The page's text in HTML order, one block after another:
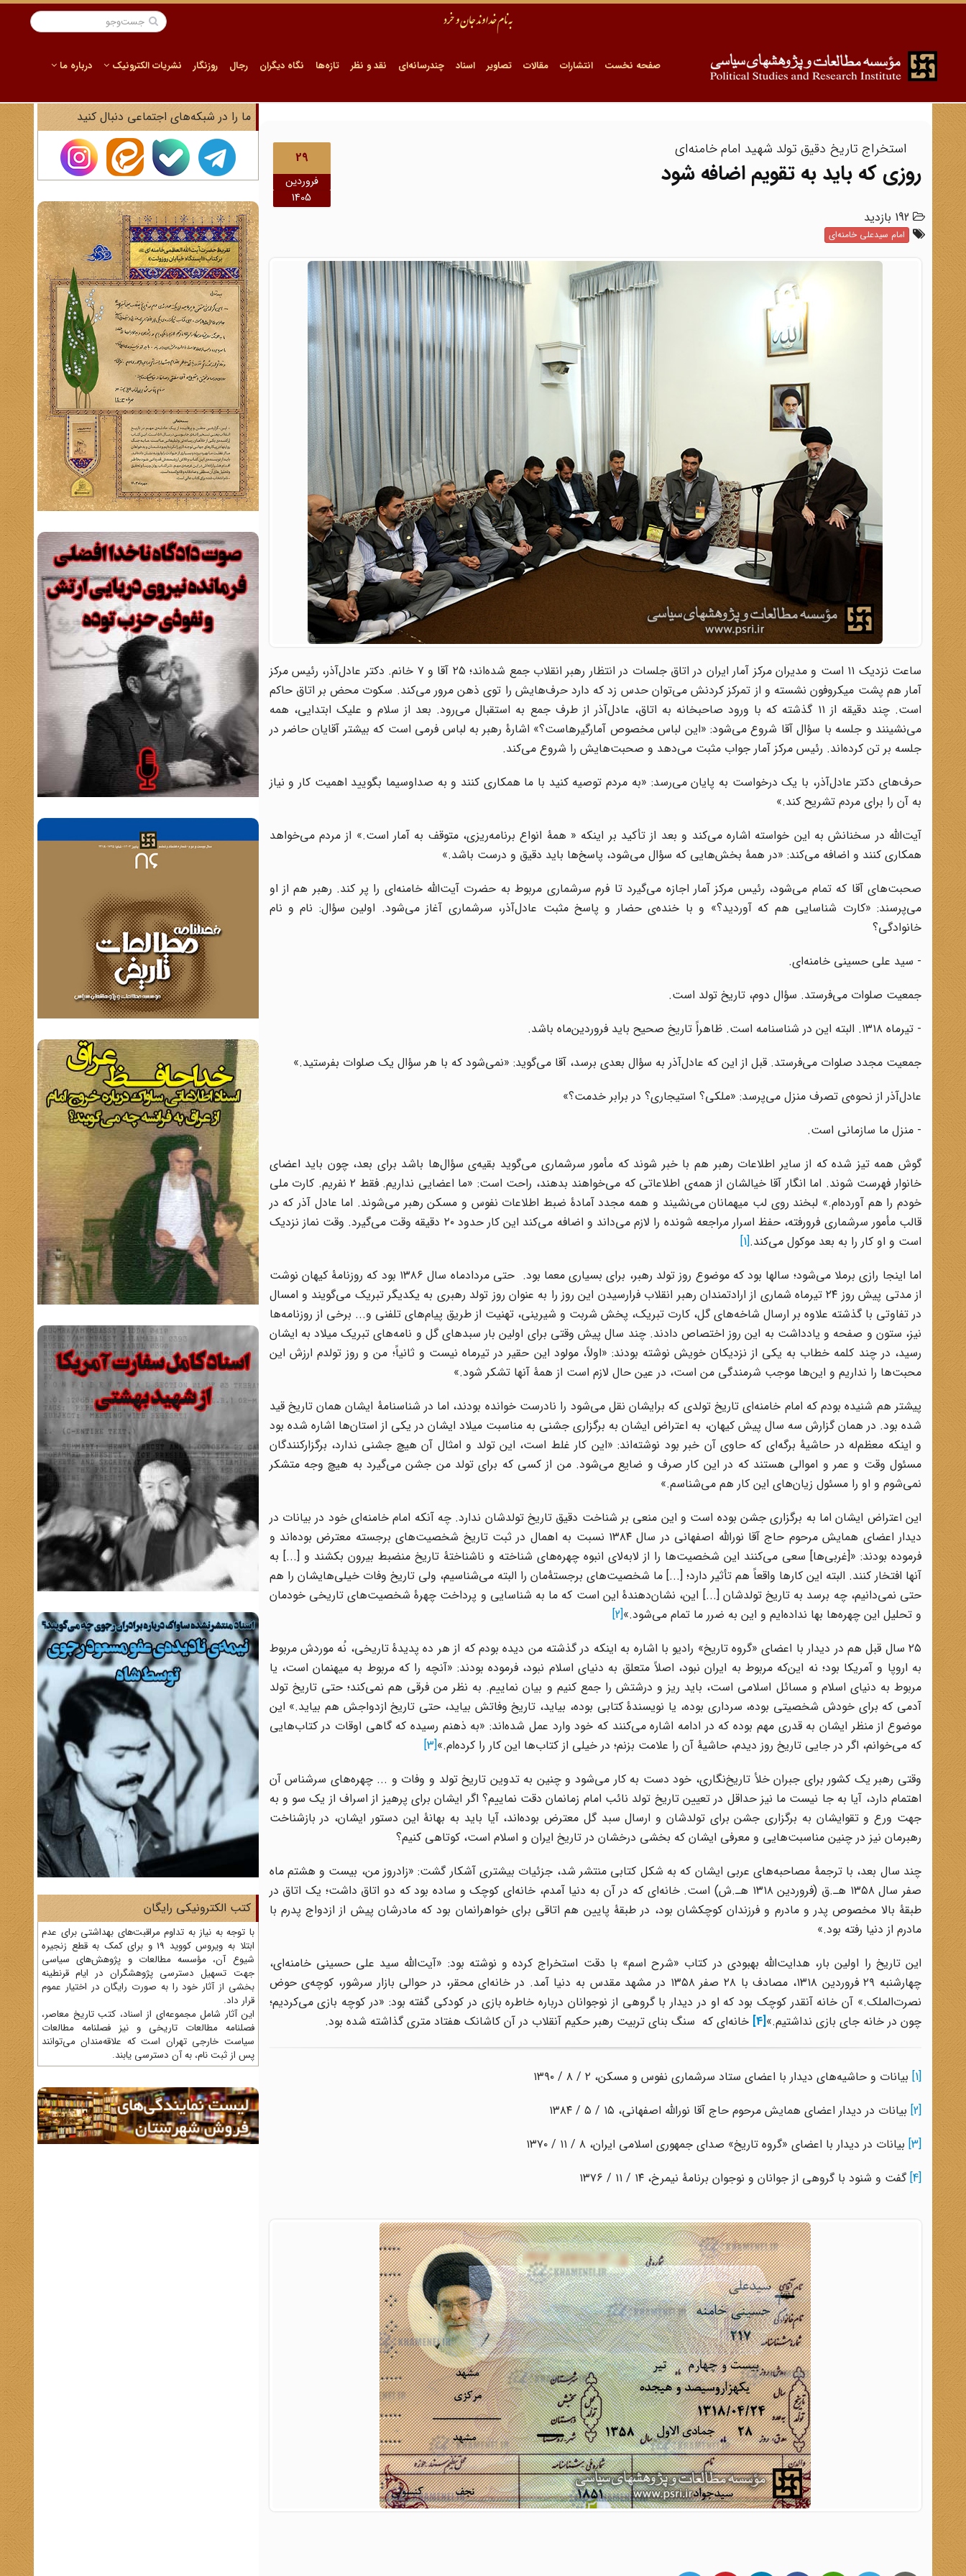
صفحه نخست انتشارات مقالات تصاویر اسناد چندرسانه‌ای نقد و نظر تازه‌ها نگاه دیگران رجال روزنگار نشریات الکترونیک درباره ما
29
فروردین
1405
استخراج تاریخ دقیق تولد شهید امام خامنه‌ای
روزی که باید به تقویم اضافه شود
امام سیدعلی خامنه‌ای
ساعت نزدیک ۱۱ است و مدیران مرکز آمار ایران در اتاق جلسات در انتظار رهبر انقلاب جمع شده‌اند؛ ۲۵ آقا و ۷ خانم. دکتر عادل‌آذر، رئیس مرکز
آمار هم پشت میکروفون نشسته و از تمرکز کردنش می‌توان حدس زد که دارد حرف‌هایش را توی ذهن مرور می‌کند. سکوت محض بر اتاق حاکم
است. چند دقیقه از ۱۱ گذشته که با ورود صاحبخانه به اتاق، عادل‌آذر از طرف جمع به استقبال می‌رود. بعد از سلام و علیک ابتدایی، همه
می‌نشینند و جلسه با سؤال آقا شروع می‌شود: «این لباس مخصوص آمارگیرهاست؟» اشارۀ رهبر به لباس فرمی است که بیشتر آقایان حاضر در
جلسه بر تن کرده‌اند. رئیس مرکز آمار جواب مثبت می‌دهد و صحبت‌هایش را شروع می‌کند.
حرف‌های دکتر عادل‌آذر، با یک درخواست به پایان می‌رسد: «به مردم توصیه کنید با ما همکاری کنند و به صداوسیما بگویید اهمیت کار و نیاز
به آن را برای مردم تشریح کند.»
آیت‌الله در سخنانش به این خواسته اشاره می‌کند و بعد از تأکید بر اینکه « همۀ انواع برنامه‌ریزی، متوقف به آمار است.»‌ از مردم می‌خواهد
همکاری کنند و اضافه می‌کند: «در همۀ بخش‌هایی که سؤال می‌شود، پاسخ‌ها باید دقیق و درست باشد.»
صحبت‌های آقا که تمام می‌شود، رئیس مرکز آمار اجازه می‌گیرد تا فرم سرشماری مربوط به حضرت آیت‌الله خامنه‌ای را پر کند. رهبر هم از او
می‌پرسند: «کارت شناسایی هم که آوردید؟» و با خنده‌ی حضار و پاسخ مثبت عادل‌آذر، سرشماری آغاز می‌شود. اولین سؤال: نام و نام
خانوادگی؟
- سید علی حسینی خامنه‌ای.
جمعیت صلوات می‌فرستد. سؤال دوم، تاریخ تولد است.
- تیرماه ۱۳۱۸. البته این در شناسنامه است. ظاهراً تاریخ صحیح باید فروردین‌ماه باشد.
جمعیت مجدد صلوات می‌فرستد. قبل از این که عادل‌آذر به سؤال بعدی برسد، آقا می‌گوید: «نمی‌شود که با هر سؤال یک صلوات بفرستید.»
عادل‌آذر از نحوه‌ی تصرف منزل می‌پرسد: «ملکی؟ استیجاری؟ در برابر خدمت؟»
- منزل ما سازمانی است.
گوش همه تیز شده که از سایر اطلاعات رهبر هم با خبر شوند که مأمور سرشماری می‌گوید بقیه‌ی سؤال‌ها باشد برای بعد، چون باید اعضای
خانوار فهرست شوند. اما انگار آقا خیالشان از همه‌ی اطلاعاتی که می‌خواهند بدهند، راحت است: «ما اعضایی نداریم. فقط ۲ نفریم. کارت ملی
خودم را هم آورده‌ام.» لبخند روی لب میهمانان می‌نشیند و همه مجدد آمادۀ ضبط اطلاعات نفوس و مسکن رهبر می‌شوند. اما عادل آذر که در
قالب مأمور سرشماری فرورفته، حفظ اسرار مراجعه شونده را لازم می‌داند و اضافه می‌کند این کار حدود ۲۰ دقیقه وقت می‌گیرد. وقت نماز نزدیک
است و او کار را به بعد موکول می‌کند.[1]
اما اینجا رازی برملا می‌شود؛ سالها بود که موضوع روز تولد رهبر، برای بسیاری معما بود. حتی مردادماه سال ۱۳۸۶ بود که روزنامۀ کیهان نوشت
از مدتی پیش روز ۲۴ تیرماه شماری از ارادتمندان رهبر انقلاب فرارسیدن این روز را به عنوان روز تولد رهبری به یکدیگر تبریک می‌گویند و امسال
در تفاوتی با گذشته علاوه بر ارسال شاخه‌های گل، کارت تبریک، پخش شربت و شیرینی، تهنیت از طریق پیام‌های تلفنی و... برخی از روزنامه‌ها
نیز، ستون و صفحه و یادداشت به این روز اختصاص دادند. چند سال پیش وقتی برای اولین بار سبدهای گل و نامه‌های تبریک میلاد به ایشان
رسید، در چند کلمه خطاب به یکی از نزدیکان خویش نوشته بودند: «اولاً، مولود این حقیر در تیرماه نیست و ثانیاً؛ من و روز تولدم ارزش این
محبت‌ها را نداریم و این‌ها موجب شرمندگی من است، در عین حال لازم است از همۀ آنها تشکر شود.»
پیشتر هم شنیده بودم که امام خامنه‌ای تاریخ تولدی که برایشان نقل می‌شود را نادرست خوانده بودند، اما در شناسنامۀ ایشان همان تاریخ قید
شده بود. در همان گزارش سه سال پیش کیهان، به اعتراض ایشان به برگزاری جشنی به مناسبت میلاد ایشان در یکی از استان‌ها اشاره شده بود
و اینکه معظم‌له در حاشیۀ برگه‌ای که حاوی آن خبر بود نوشته‌اند: «این کار غلط است، این تولد و امثال آن هیچ جشنی ندارد، برگزارکنندگان
مسئول وقت و عمر و اموالی هستند که در این کار صرف و ضایع می‌شود. من از کسی که برای تولد من جشن می‌گیرد به هیچ وجه متشکر
نمی‌شوم و او را مسئول زیان‌های این کار هم می‌شناسم.»
این اعتراض ایشان اما به برگزاری جشن بوده است و این منعی بر شناخت دقیق تاریخ تولدشان ندارد. چه آنکه امام خامنه‌ای خود در بیانات در
دیدار اعضای همایش مرحوم حاج آقا نوراللَّه اصفهانی در سال ۱۳۸۴ نسبت به اهمال در ثبت تاریخ شخصیت‌های برجسته معترض بوده‌اند و
فرموده بودند: «[غربی‌ها] سعی می‌کنند این شخصیت‌ها را از لابه‌لای انبوه چهره‌های شناخته و ناشناختۀ تاریخ منضبط بیرون بکشند و [...] به
آنها افتخار کنند. البته این کارها واقعاً هم تأثیر دارد؛ [...] ما شخصیت‌های برجستۀ‌مان را البته می‌شناسیم، ولی تاریخ وفات خیلی‌هایشان را هم
حتی نمی‌دانیم، چه برسد به تاریخ تولدشان [...] این، نشان‌دهندۀ این است که ما به شناسایی و پرداخت چهرۀ شخصیت‌های تاریخی خودمان
و تحلیل این چهره‌ها بها نداده‌ایم و این به ضرر ما تمام می‌شود.»[2]
۲۵ سال قبل هم در دیدار با اعضای «گروه تاریخ» رادیو با اشاره به اینکه در گذشته من دیده بودم که از هر ده پدیدۀ تاریخی، نُه موردش مربوط
به اروپا و آمریکا بود؛ نه این‌که مربوط به ایران نبود، اصلاً متعلق به دنیای اسلام نبود، فرموده بودند: «آنچه را که مربوط به میهنمان است، یا
مربوط به دنیای اسلام و مسائل اسلامی است، باید ریز و درشتش را جمع کنیم و بیان نماییم. به نظر من فرقی هم نمی‌کند؛ حتی تاریخ تولد
آدمی که برای خودش شخصیتی بوده، سرداری بوده، یا نویسندۀ کتابی بوده، بیاید، تاریخ وفاتش بیاید، حتی تاریخ ازدواجش هم بیاید.» این
موضوع از منظر ایشان به قدری مهم بوده که در ادامه اشاره می‌کنند که خود وارد عمل شده‌اند: «به ذهنم رسیده که گاهی اوقات در کتاب‌هایی
که می‌خوانم، اگر در جایی تاریخ روز دیدم، حاشیۀ آن را علامت بزنم؛ در خیلی از کتاب‌ها این کار را کرده‌ام.»[3]
وقتی رهبر یک کشور برای جبران خلأ تاریخ‌نگاری، خود دست به کار می‌شود و چنین به تدوین تاریخ تولد و وفات و ... چهره‌های سرشناس آن
اهتمام دارد، آیا به جا نیست ما نیز حداقل در تعیین تاریخ تولد نائب امام زمانمان دقت نماییم؟ اگر ایشان برای پرهیز از اسراف از یک سو و به
جهت ورع و تقوایشان به برگزاری جشن برای تولدشان و ارسال سبد گل معترض بوده‌اند، آیا باید به بهانۀ این دستور ایشان، در بازشناخت
رهبرمان نیز در چنین مناسبت‌هایی و معرفی ایشان که بخشی درخشان در تاریخ ایران و اسلام است، کوتاهی کنیم؟
چند سال بعد، با ترجمۀ مصاحبه‌های عربی ایشان که به شکل کتابی منتشر شد، جزئیات بیشتری آشکار گشت: «زادروز من، بیست و هشتم ماه
صفر سال ۱۳۵۸ هـ.ق (فروردین ۱۳۱۸ هـ.ش) است. خانه‌ای که در آن به دنیا آمدم، خانه‌ای کوچک و ساده بود که دو اتاق داشت؛ یک اتاق در
طبقۀ بالا مخصوص پدر و مادرم و فرزندان کوچکشان بود، در طبقۀ پایین هم اتاقی برای خواهرانمان بود که مادرشان پیش از ازدواج پدرم با
مادرم از دنیا رفته بود.»
این تاریخ را اولین بار، هدایت‌الله بهبودی در کتاب «شرح اسم» با دقت استخراج کرده و نوشته بود: «آیت‌الله سید علی حسینی خامنه‌ای،
چهارشنبه ۲۹ فروردین ۱۳۱۸، مصادف با ۲۸ صفر ۱۳۵۸ در مشهد مقدس به دنیا آمد. در خانه‌ای محقر، در حوالی بازار سرشور، کوچه‌ی حوض
نصرت‌الملک.» آن خانه آنقدر کوچک بود که او در دیدار با گروهی از نوجوانان درباره خاطره بازی در کودکی گفته بود: «در کوچه بازى مى‌کردیم؛
چون در خانه جاى بازى نداشتیم.»[4] خانه‌ای که سنگ بنای تربیت رهبر حکیم آنقلاب در آن کاشانک هفتاد متری گذاشته شده بود.
[1] بیانات و حاشیه‌های دیدار با اعضای ستاد سرشماری نفوس و مسکن، ۲ / ۸ / ۱۳۹۰
[2]
بیانات در دیدار اعضای همایش مرحوم حاج آقا نورالله اصفهانی، ۱۵ / ۵ / ۱۳۸۴
[3]
بیانات در دیدار با اعضای «گروه تاریخ» صدای جمهوری اسلامی ایران، ۸ / ۱۱ / ۱۳۷۰
[4]
گفت و شنود با گروهى از جوانان و نوجوان برنامۀ نیمرخ، ۱۴ / ۱۱ / ۱۳۷۶
ما را در شبکه‌های اجتماعی دنبال کنید
کتب الکترونیکی رایگان
با توجه به نیاز به تداوم مراقبت‌های بهداشتی برای عدم
ابتلا به ویروس کووید 19 و برای کمک به قطع زنجیره
شیوع آن، مؤسسه مطالعات و پژوهش‌های سیاسی
جهت تسهیل دسترسی پژوهشگران در ایام قرنطینه
بخشی از آثار خود را به صورت رایگان در اختیار عموم
قرار داد.
این آثار شامل مجموعه‌ای از اسناد، کتب تاریخ معاصر،
فصلنامه‌ مطالعات تاریخی و نیز فصلنامه مطالعات
سیاست خارجی تهران است که علاقه‌مندان می‌توانند
پس از ثبت نام، به آن دسترسی یابند.